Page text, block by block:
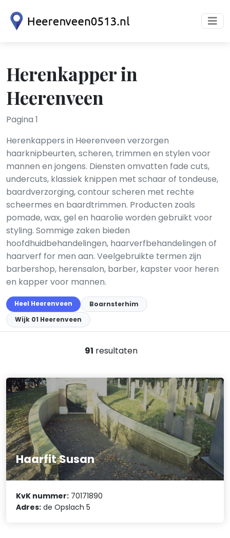
Herenkapper in
Heerenveen
Pagina 1
Herenkappers in Heerenveen verzorgen
haarknipbeurten, scheren, trimmen en stylen voor
mannen en jongens. Diensten omvatten fade cuts,
undercuts, klassiek knippen met schaar of tondeuse,
baardverzorging, contour scheren met rechte
scheermes en baardtrimmen. Producten zoals
pomade, wax, gel en haar­olie worden gebruikt voor
styling. Sommige zaken bieden
hoofdhuidbehandelingen, haarverfbehandelingen of
haarverf for men aan. Veelgebruikte termen zijn
barbershop, herensalon, barber, kapster voor heren
en kapper voor mannen.
Heel Heerenveen
Boarnsterhim
Wijk 01 Heerenveen
91 resultaten
Haarfit Susan
KvK nummer: 70171890
Adres: de Opslach 5